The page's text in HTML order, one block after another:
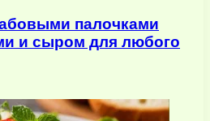
палочками
и сыром для любого